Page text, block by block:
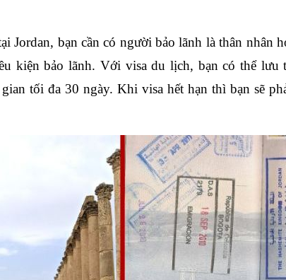
Jordan, bạn cần có người bảo lãnh là thân nhân
kiện bảo lãnh. Với visa du lịch, bạn có thể lưu
tối đa 30 ngày. Khi visa hết hạn thì bạn sẽ